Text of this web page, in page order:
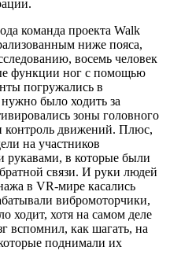
команда проекта Walk
ниже пояса,
восемь человек
функции ног с помощью
погружались в
было ходить за
зоны головного
контроль движений. Плюс,
на участников
рукавами, в которые были
связи. И руки людей
в VR-мире касались
вибромоторчики,
ходит, хотя на самом деле
вспомнил, как шагать, на
поднимали их